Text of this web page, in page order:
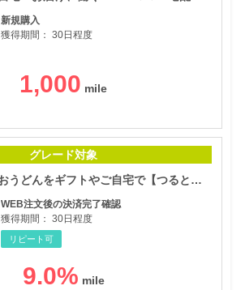
新規購入
獲得期間： 30日程度
1,000
グレード対象
つるとんたんのおうどんをギフトやご自宅で【つるとんたんオンラインショップ】
WEB注文後の決済完了確認
獲得期間： 30日程度
リピート可
9.0%